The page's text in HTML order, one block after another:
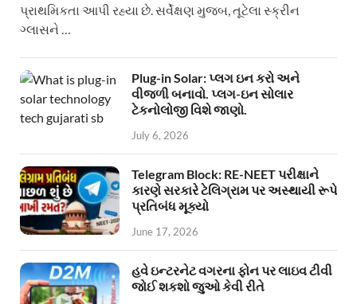
પ્રાથમિકતા આપી રહ્યા છે. સર્વેક્ષણ મુજબ, તૂટેલા સ્ક્રીન
ગ્લાસને …
Plug-in Solar: પ્લગ ઇન કરો અને
વીજળી બનાવો. પ્લગ-ઇન સોલાર
ટેકનોલોજી વિશે જાણો.
July 6, 2026
Telegram Block: RE-NEET પરીક્ષાને
કારણે સરકારે ટેલિગ્રામ પર અસ્થાયી રૂપે
પ્રતિબંધ મૂક્યો
June 17, 2026
હવે ઇન્ટરનેટ વગરના ફોન પર લાઇવ ટીવી
જોઈ શકશો જુઓ કેવી રીતે